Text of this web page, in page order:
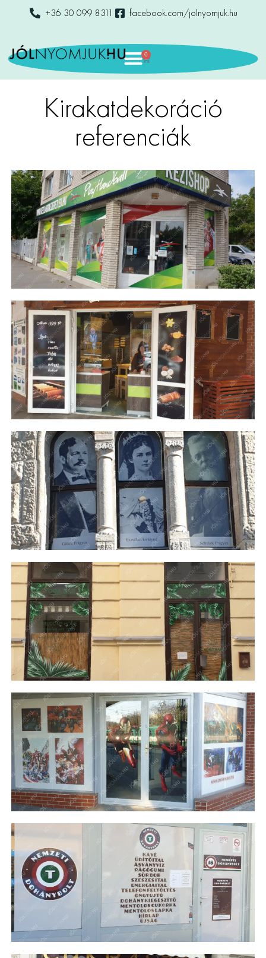
+36 30 099 8311 facebook.com/jolnyomjuk.hu
0
Kirakatdekoráció
referenciák